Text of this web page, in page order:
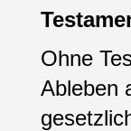
Ohne
Ableben